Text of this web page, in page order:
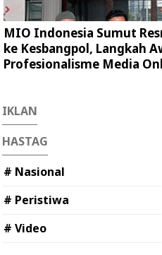
MIO Indonesia Sumut
ke Kesbangpol, Langkah
Profesionalisme Media
IKLAN
HASTAG
# Nasional
# Peristiwa
# Video